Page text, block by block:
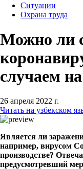
Ситуации
Охрана труда
Можно ли
случаем
26 апреля 2022 г.
Читать на узбекском
Является ли
например, вирусом
производстве?
предусмотревший